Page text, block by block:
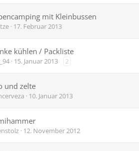
mit Kleinbussen
17. Februar 2013
kühlen / Packliste
15. Januar 2013 2
und zelte
10. Januar 2013
12. November 2012